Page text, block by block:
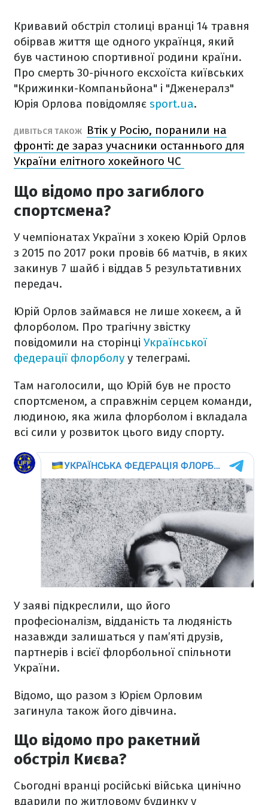
Кривавий обстріл столиці вранці 14 травня
обірвав життя ще одного українця, який
був частиною спортивної родини країни.
Про смерть 30-річного ексхоїста київських
"Крижинки-Компаньйона" і "Дженералз"
Юрія Орлова повідомляє sport.ua.
ДИВІТЬСЯ ТАКОЖ
Втік у Росію, поранили на
фронті: де зараз учасники останнього для
України елітного хокейного ЧС
Що відомо про загиблого
спортсмена?
У чемпіонатах України з хокею Юрій Орлов
з 2015 по 2017 роки провів 66 матчів, в яких
закинув 7 шайб і віддав 5 результативних
передач.
Юрій Орлов займався не лише хокеєм, а й
флорболом. Про трагічну звістку
повідомили на сторінці Української
федерації флорболу у телеграмі.
Там наголосили, що Юрій був не просто
спортсменом, а справжнім серцем команди,
людиною, яка жила флорболом і вкладала
всі сили у розвиток цього виду спорту.
У заяві підкреслили, що його
професіоналізм, відданість та людяність
назавжди залишаться у пам’яті друзів,
партнерів і всієї флорбольної спільноти
України.
Відомо, що разом з Юрієм Орловим
загинула також його дівчина.
Що відомо про ракетний
обстріл Києва?
Сьогодні вранці російські війська цинічно
вдарили по житловому будинку у